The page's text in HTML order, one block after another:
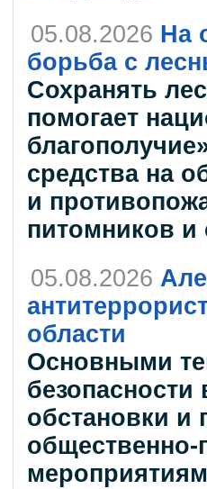
05.08.2026 На
борьба с
Сохранять
помогает
средства на
и
питомников и
05.08.2026
области
Основными
обстановки и